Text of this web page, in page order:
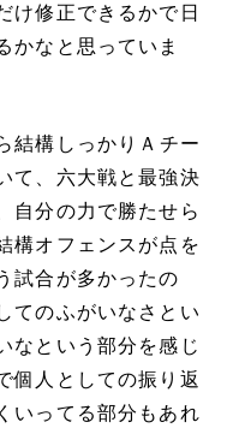
け修正できるかで日
かなと思っていま
結構しっかりＡチー
て、六大戦と最強決
自分の力で勝たせら
構オフェンスが点を
試合が多かったの
てのふがいなさとい
なという部分を感じ
個人としての振り返
いってる部分もあれ